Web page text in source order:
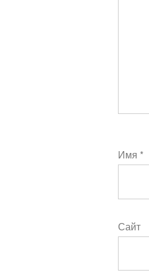
Имя *
Сайт